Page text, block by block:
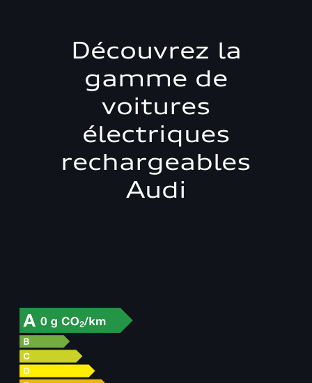
Découvrez la
gamme de
voitures
électriques
rechargeables
Audi